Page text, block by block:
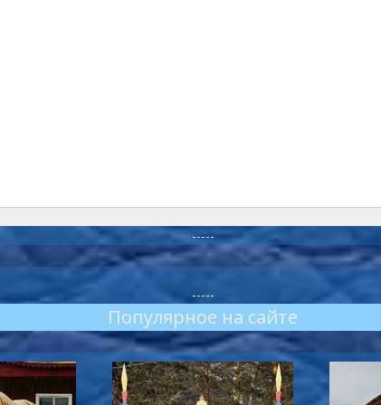
-----
-----
Популярное на сайте